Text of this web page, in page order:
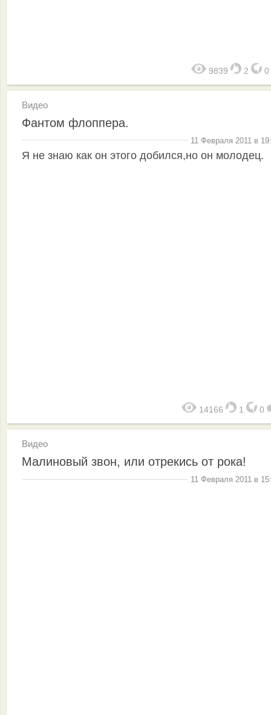
9839 2 0
Видео
Фантом флоппера.
11 Февраля 2011 в
Я не знаю как он этого добился,но он молодец.
14166 1 0
Видео
Малиновый звон, или отрекись от рока!
11 Февраля 2011 в